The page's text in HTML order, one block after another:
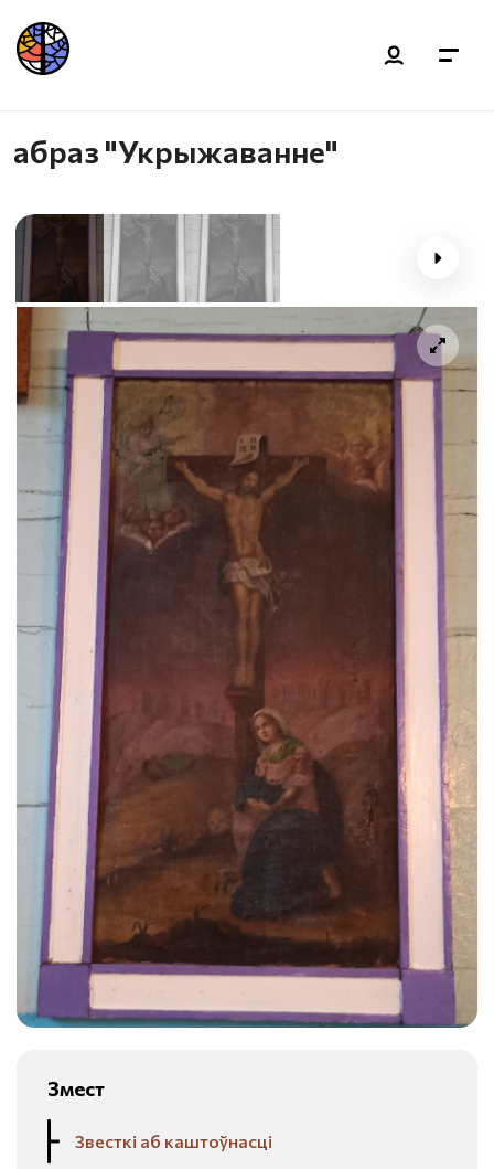
абраз "Укрыжаванне"
Змест
Звесткі аб каштоўнасці